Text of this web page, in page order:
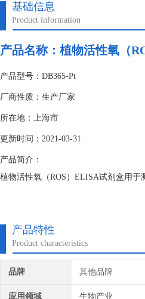
基础信息
Product information
产品名称： 植物活性氧（
产品型号：DB365-Pt
厂商性质：生产厂家
所在地：上海市
更新时间：2021-03-31
产品简介：
植物活性氧（ROS）ELISA试剂盒用
产品特性
Product characteristics
品牌 其他品牌
应用领域 生物产业